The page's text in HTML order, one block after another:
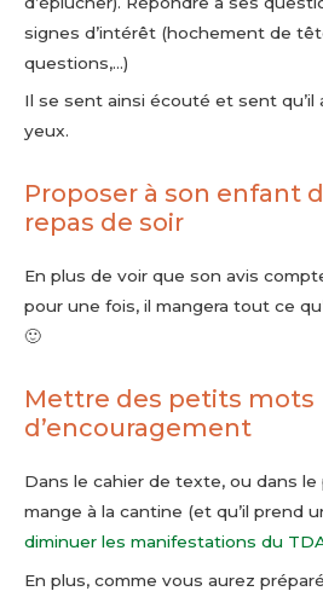
signes d’intérêt (hochement de
questions,…)
Il se sent ainsi écouté et sent qu’il
yeux.
Proposer à son enfant
repas de soir
En plus de voir que son avis
pour une fois, il mangera tout ce
🙂
Mettre des petits mots
d’encouragement
Dans le cahier de texte, ou dans
mange à la cantine (et qu’il prend
diminuer les manifestations du
En plus, comme vous aurez